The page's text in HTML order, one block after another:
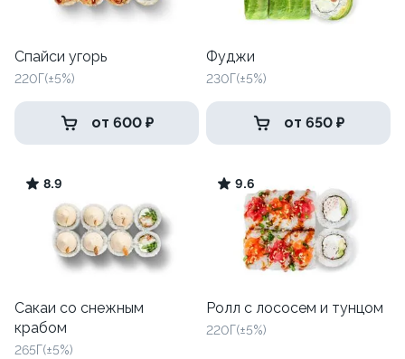
Спайси угорь
220Г(±5%)
от 600 ₽
Фуджи
230Г(±5%)
от 650 ₽
8.9
Сакаи со снежным
крабом
265Г(±5%)
9.6
Ролл с лососем и тунцом
220Г(±5%)